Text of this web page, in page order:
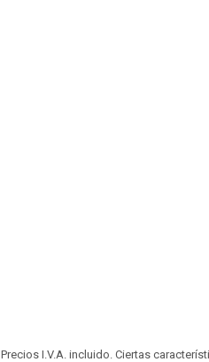
Precios I.V.A. incluido. Ciertas